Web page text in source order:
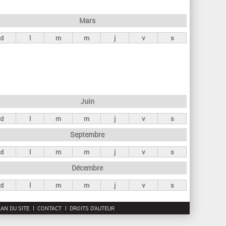
r
c
Mars
d l m m j v s
Juin
d l m m j v s
Septembre
d l m m j v s
Décembre
d l m m j v s
DU SITE CONTACT DROITS D'AUTEUR